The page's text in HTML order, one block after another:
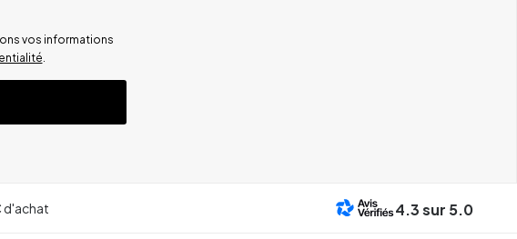
vos informations
d'achat 4.3sur 5.0